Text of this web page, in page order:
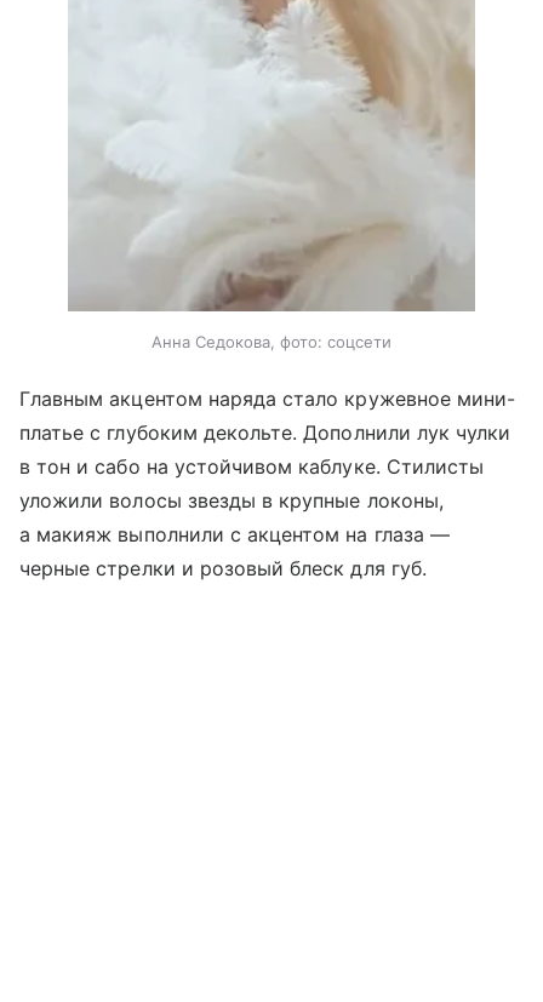
Анна Седокова, фото: соцсети
Главным акцентом наряда стало кружевное мини-
платье с глубоким декольте. Дополнили лук чулки
в тон и сабо на устойчивом каблуке. Стилисты
уложили волосы звезды в крупные локоны,
а макияж выполнили с акцентом на глаза —
черные стрелки и розовый блеск для губ.